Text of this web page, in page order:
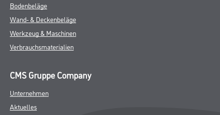
Bodenbeläge
Wand- & Deckenbeläge
Werkzeug & Maschinen
Verbrauchsmaterialien
CMS Gruppe Company
Unternehmen
Aktuelles